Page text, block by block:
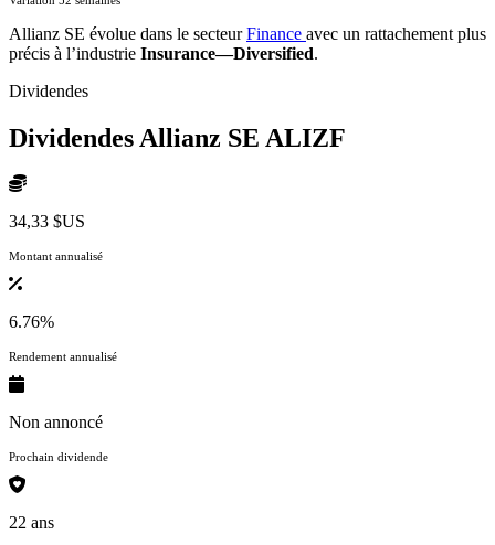
Allianz SE évolue dans le secteurFinance avec un rattachement plus
précis à l’industrie Insurance—Diversified.
Dividendes
Dividendes Allianz SE ALIZF
34,33 $US
Montant annualisé
6.76%
Rendement annualisé
Non annoncé
Prochain dividende
22 ans